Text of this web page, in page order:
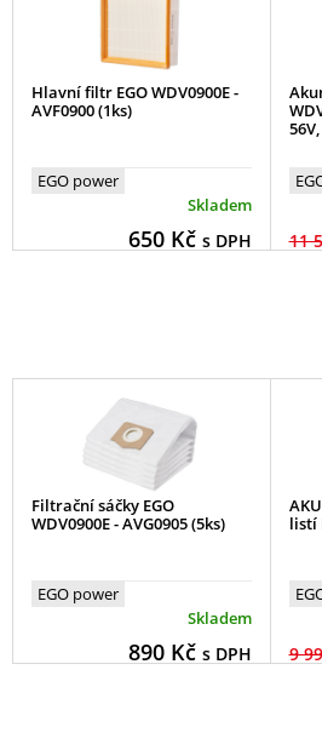
Hlavní filtr EGO WDV0900E -
AVF0900 (1ks)
EGO power
Skladem
650Kč s DPH 11
Filtrační sáčky EGO
WDV0900E - AVG0905 (5ks)
EGO power
Skladem
890Kč s DPH
listí
9